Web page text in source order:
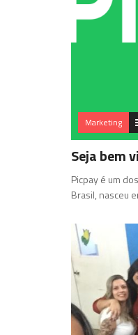
Marketing
Seja bem
Picpay é um
Brasil, nasceu